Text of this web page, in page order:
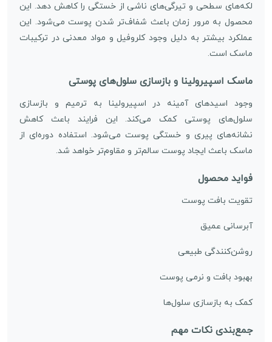
لکه‌های سطحی و تیرگی‌های ناشی از خستگی را کاهش دهد. این
محصول به مرور زمان باعث شفاف‌تر شدن پوست می‌شود. این
عملکرد بیشتر به دلیل وجود کلروفیل و مواد معدنی در ترکیبات
ماسک است.
ماسک اسپیرولینا و بازسازی سلول‌های پوستی
وجود اسیدهای آمینه در اسپیرولینا به ترمیم و بازسازی
سلول‌های پوستی کمک می‌کند. این فرایند باعث کاهش
نشانه‌های پیری و خستگی پوست می‌شود. استفاده دوره‌ای از
ماسک باعث ایجاد پوست سالم‌تر و مقاوم‌تر خواهد شد.
فواید محصول
تقویت بافت پوست
آبرسانی عمیق
روشن‌کنندگی طبیعی
بهبود بافت و نرمی پوست
کمک به بازسازی سلول‌ها
جمع‌بندی نکات مهم